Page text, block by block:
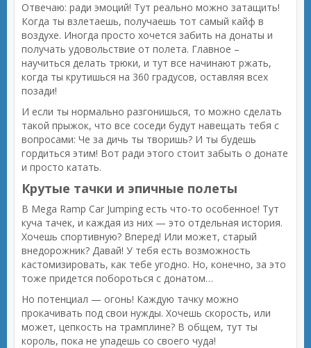
Отвечаю: ради эмоций! Тут реально можно затащить!
Когда ты взлетаешь, получаешь тот самый кайф в
воздухе. Иногда просто хочется забить на донаты и
получать удовольствие от полета. Главное –
научиться делать трюки, и тут все начинают ржать,
когда ты крутишься на 360 градусов, оставляя всех
позади!
И если ты нормально разгонишься, то можно сделать
такой прыжок, что все соседи будут навещать тебя с
вопросами: Че за дичь ты творишь? И ты будешь
гордиться этим! Вот ради этого стоит забыть о донате
и просто катать.
Крутые тачки и эпичные полеты
В Mega Ramp Car Jumping есть что-то особенное! Тут
куча тачек, и каждая из них — это отдельная история.
Хочешь спортивную? Вперед! Или может, старый
внедорожник? Давай! У тебя есть возможность
кастомизировать, как тебе угодно. Но, конечно, за это
тоже придется побороться с донатом…
Но потенциал — огонь! Каждую тачку можно
прокачивать под свои нужды. Хочешь скорость, или
может, цепкость на трамплине? В общем, тут ты
король, пока не упадешь со своего чуда!